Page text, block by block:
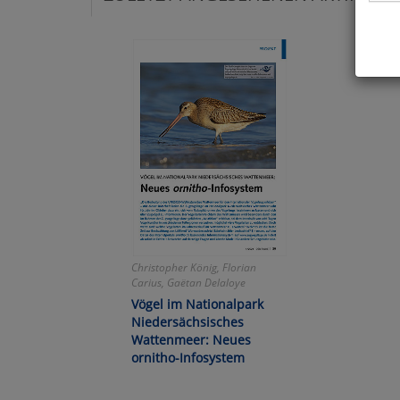
Christopher König, Florian
Carius, Gaëtan Delaloye
Vögel im Nationalpark
Niedersächsisches
Wattenmeer: Neues
ornitho-Infosystem